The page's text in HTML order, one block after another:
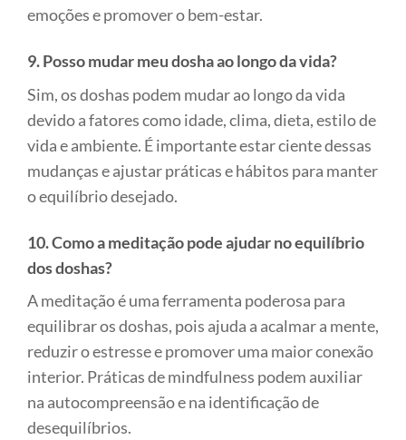
emoções e promover o bem-estar.
9. Posso mudar meu dosha ao longo da vida?
Sim, os doshas podem mudar ao longo da vida
devido a fatores como idade, clima, dieta, estilo de
vida e ambiente. É importante estar ciente dessas
mudanças e ajustar práticas e hábitos para manter
o equilíbrio desejado.
10. Como a meditação pode ajudar no equilíbrio
dos doshas?
A meditação é uma ferramenta poderosa para
equilibrar os doshas, pois ajuda a acalmar a mente,
reduzir o estresse e promover uma maior conexão
interior. Práticas de mindfulness podem auxiliar
na autocompreensão e na identificação de
desequilíbrios.